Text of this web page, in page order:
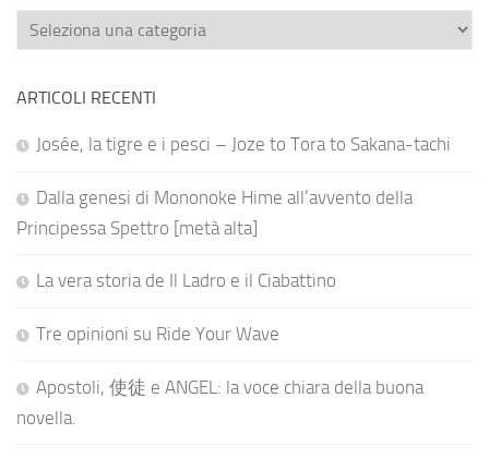
Categorie
ARTICOLI RECENTI
Josée, la tigre e i pesci – Joze to Tora to Sakana-tachi
Dalla genesi di Mononoke Hime all’avvento della
Principessa Spettro [metà alta]
La vera storia de Il Ladro e il Ciabattino
Tre opinioni su Ride Your Wave
Apostoli, 使徒 e ANGEL: la voce chiara della buona
novella.